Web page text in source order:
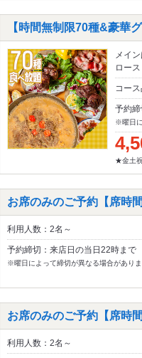
【時間無制限70種&豪華
メイ
ロー
コー
予約
※曜日
★金土
お席のみのご予約【席時
利用人数：2名～
予約締切：来店日の当日22時まで
※曜日によって締切が異なる場合がありま
お席のみのご予約【席時
利用人数：2名～